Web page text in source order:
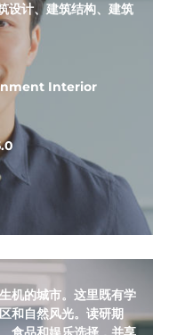
设计、建筑结构、建筑
Interior
机的城市。这里既有学
和自然风光。读研期